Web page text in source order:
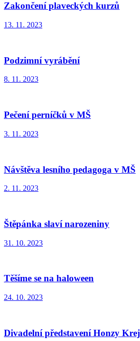
Zakončení plaveckých kurzů
13. 11. 2023
Podzimní vyrábění
8. 11. 2023
Pečení perníčků v MŠ
3. 11. 2023
Návštěva lesního pedagoga v MŠ
2. 11. 2023
Štěpánka slaví narozeniny
31. 10. 2023
Těšíme se na haloween
24. 10. 2023
Divadelní představení Honzy